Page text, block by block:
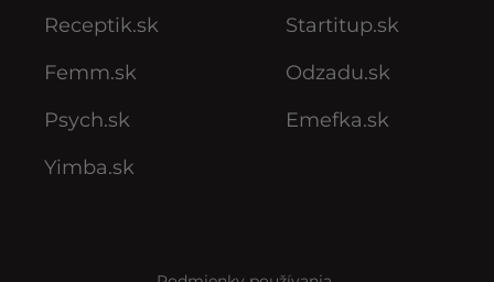
Receptik.sk
Femm.sk
Psych.sk
Yimba.sk
Startitup.sk
Odzadu.sk
Emefka.sk